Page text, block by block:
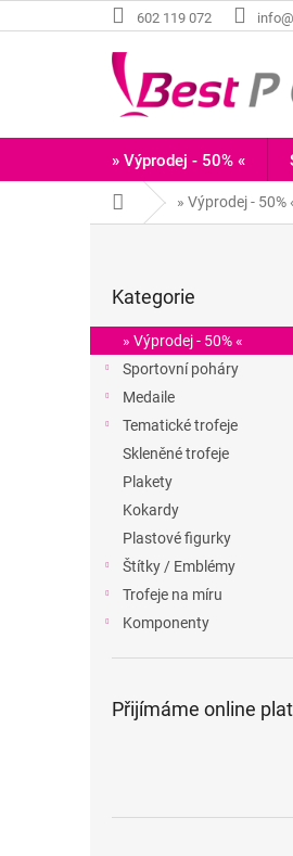
na
602 119 072
» Výprodej - 50% «
Domů » Výprodej - 50%
r
a
kategorie
Kategorie
» Výprodej - 50% «
Sportovní poháry
Medaile
Tematické trofeje
Skleněné trofeje
Plakety
Kokardy
Plastové figurky
Štítky / Emblémy
Trofeje na míru
Komponenty
Přijímáme online